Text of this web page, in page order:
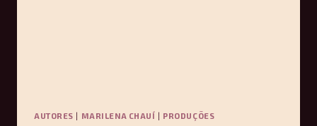
AUTORES | MARILENA CHAUÍ | PRODUÇÕES